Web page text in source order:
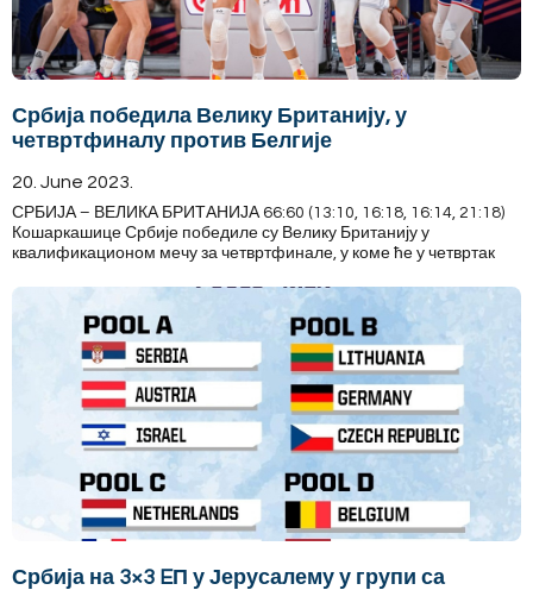
Србија победила Велику Британију, у
четвртфиналу против Белгије
20. June 2023.
СРБИЈА – ВЕЛИКА БРИТАНИЈА 66:60 (13:10, 16:18, 16:14, 21:18)
Кошаркашице Србије победиле су Велику Британију у
квалификационом мечу за четвртфинале, у коме ће у четвртак
Србија на 3×3 EП у Јерусалему у групи са